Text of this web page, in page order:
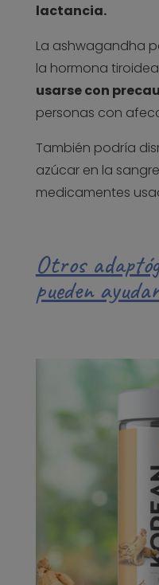
lactancia.
La ashwagandha
la hormona
usarse con
personas con
También podría
azúcar en la
medicamentes
Otros
pueden ayudar